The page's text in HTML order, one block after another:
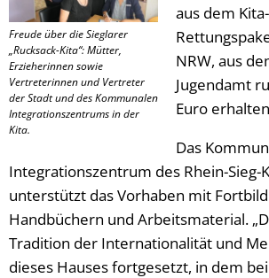
Freude über die Sieglarer
„Rucksack-Kita“: Mütter,
Erzieherinnen sowie
Vertreterinnen und Vertreter
der Stadt und des Kommunalen
Integrationszentrums in der
Kita.
aus dem
NRW, aus
Jugendamt
Euro
Das
Integrationszentrum des Rhein-Sieg-
unterstützt das Vorhaben mit
Handbüchern und Arbeitsmaterial.
Tradition der Internationalität und
dieses Hauses fortgesetzt, in dem